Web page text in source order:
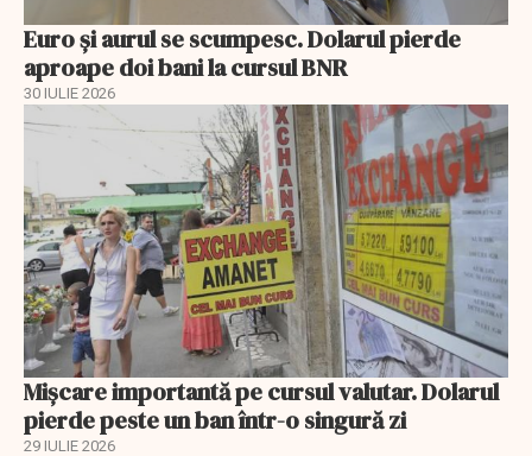
Euro și aurul se scumpesc. Dolarul pierde
aproape doi bani la cursul BNR
30 IULIE 2026
Mișcare importantă pe cursul valutar. Dolarul
pierde peste un ban într-o singură zi
29 IULIE 2026